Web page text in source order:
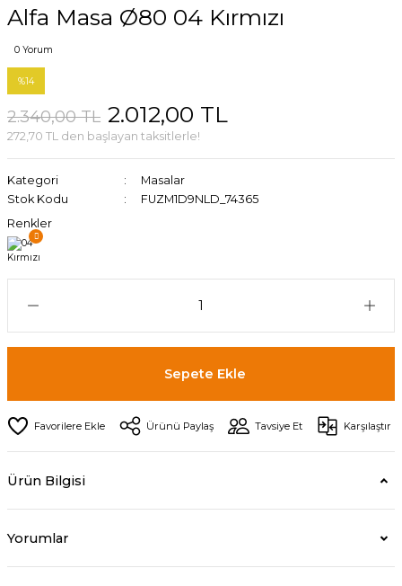
Alfa Masa Ø80 04 Kırmızı
0 Yorum
%14
2.340,00 TL 2.012,00 TL
272,70 TL den başlayan taksitlerle!
Kategori
Masalar
Stok Kodu
FUZM1D9NLD_74365
Renkler
Sepete Ekle
Ürünü Paylaş Tavsiye Et Karşılaştır
Ürün Bilgisi
Yorumlar